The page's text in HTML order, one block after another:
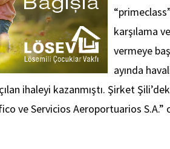
karşılama
vermeye
ayında
ihaleyi kazanmıştı. Şirket
ve Servicios Aeroportuarios S.A.”